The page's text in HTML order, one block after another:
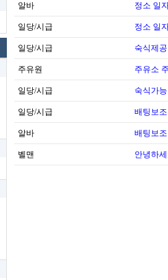
알바 정소 일
일당/시급 정소 일
일당/시급 숙식제
주유원 주유소
일당/시급 숙식가
일당/시급 배팅보
알바 배팅보
벨맨 안녕하